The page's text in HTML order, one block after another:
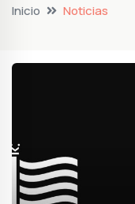
Inicio Noticias